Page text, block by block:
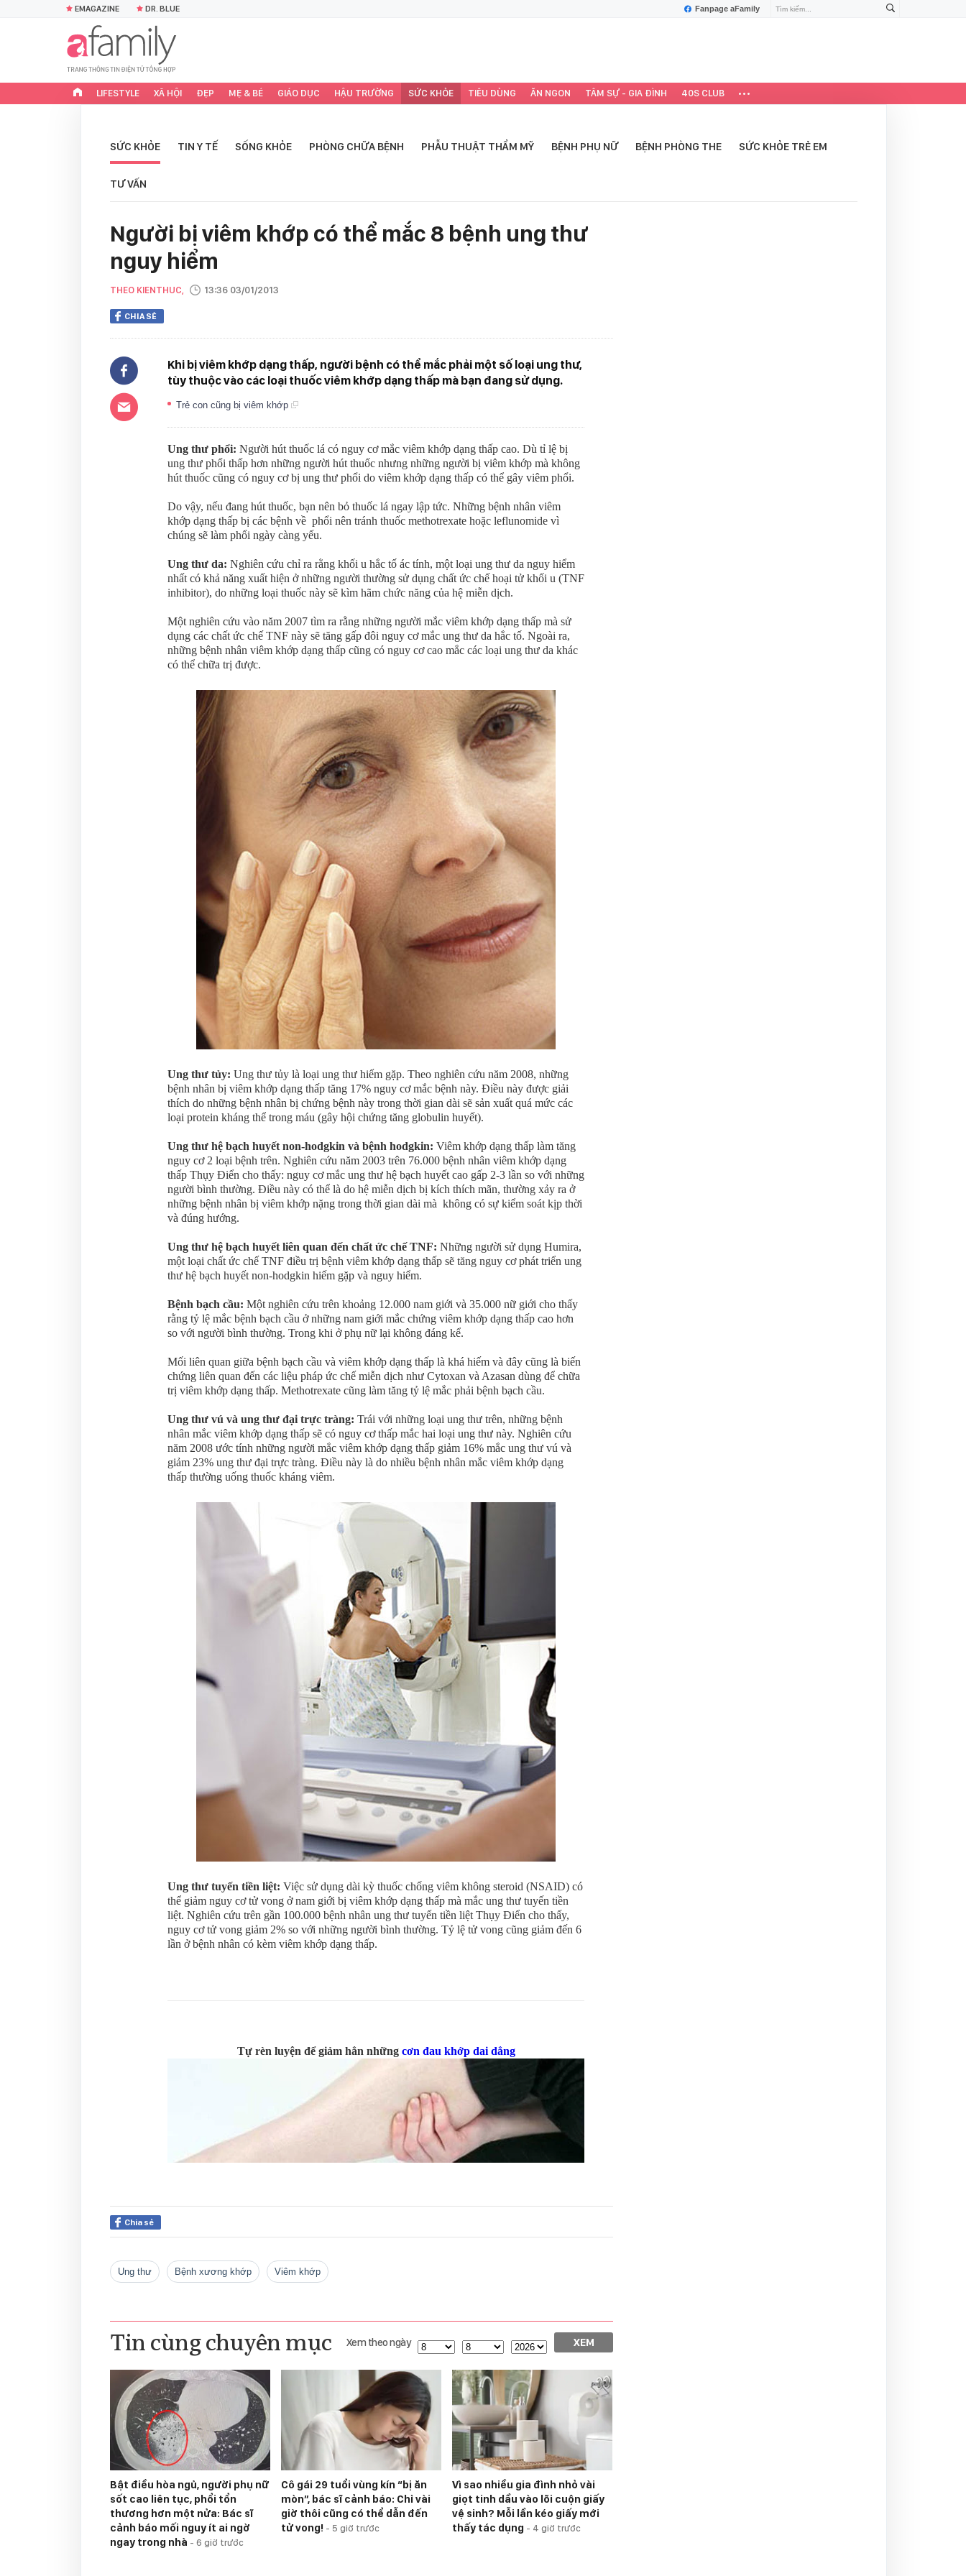
Fanpage aFamily
EMAGAZINE DR. BLUE
LIFESTYLE XÃ HỘI ĐẸP MẸ & BÉ GIÁO DỤC HẬU TRƯỜNG SỨC KHỎE TIÊU DÙNG ĂN NGON TÂM SỰ - GIA ĐÌNH 40S CLUB
SỨC KHỎE TIN Y TẾ SỐNG KHỎE PHÒNG CHỮA BỆNH PHẪU THUẬT THẨM MỸ BỆNH PHỤ NỮ BỆNH PHÒNG THE SỨC KHỎE TRẺ EM
TƯ VẤN
Người bị viêm khớp có thể mắc 8 bệnh ung thư
nguy hiểm
THEO KIENTHUC, 13:36 03/01/2013
CHIA SẺ
Khi bị viêm khớp dạng thấp, người bệnh có thể mắc phải một số loại ung thư,
tùy thuộc vào các loại thuốc viêm khớp dạng thấp mà bạn đang sử dụng.
Trẻ con cũng bị viêm khớp
Ung thư phổi: Người hút thuốc lá có nguy cơ mắc viêm khớp dạng thấp cao. Dù tỉ lệ bị
ung thư phổi thấp hơn những người hút thuốc nhưng những người bị viêm khớp mà không
hút thuốc cũng có nguy cơ bị ung thư phổi do viêm khớp dạng thấp có thể gây viêm phổi.
Do vậy, nếu đang hút thuốc, bạn nên bỏ thuốc lá ngay lập tức. Những bệnh nhân viêm
khớp dạng thấp bị các bệnh về phổi nên tránh thuốc methotrexate hoặc leflunomide vì
chúng sẽ làm phổi ngày càng yếu.
Ung thư da: Nghiên cứu chỉ ra rằng khối u hắc tố ác tính, một loại ung thư da nguy hiểm
nhất có khả năng xuất hiện ở những người thường sử dụng chất ức chế hoại tử khối u (TNF
inhibitor), do những loại thuốc này sẽ kìm hãm chức năng của hệ miễn dịch.
Một nghiên cứu vào năm 2007 tìm ra rằng những người mắc viêm khớp dạng thấp mà sử
dụng các chất ức chế TNF này sẽ tăng gấp đôi nguy cơ mắc ung thư da hắc tố. Ngoài ra,
những bệnh nhân viêm khớp dạng thấp cũng có nguy cơ cao mắc các loại ung thư da khác
có thể chữa trị được.
Ung thư tủy: Ung thư tủy là loại ung thư hiếm gặp. Theo nghiên cứu năm 2008, những
bệnh nhân bị viêm khớp dạng thấp tăng 17% nguy cơ mắc bệnh này. Điều này được giải
thích do những bệnh nhân bị chứng bệnh này trong thời gian dài sẽ sản xuất quá mức các
loại protein kháng thể trong máu (gây hội chứng tăng globulin huyết).
Ung thư hệ bạch huyết non-hodgkin và bệnh hodgkin: Viêm khớp dạng thấp làm tăng
nguy cơ 2 loại bệnh trên. Nghiên cứu năm 2003 trên 76.000 bệnh nhân viêm khớp dạng
thấp Thụy Điển cho thấy: nguy cơ mắc ung thư hệ bạch huyết cao gấp 2-3 lần so với những
người bình thường. Điều này có thể là do hệ miễn dịch bị kích thích mãn, thường xảy ra ở
những bệnh nhân bị viêm khớp nặng trong thời gian dài mà không có sự kiểm soát kịp thời
và đúng hướng.
Ung thư hệ bạch huyết liên quan đến chất ức chế TNF: Những người sử dụng Humira,
một loại chất ức chế TNF điều trị bệnh viêm khớp dạng thấp sẽ tăng nguy cơ phát triển ung
thư hệ bạch huyết non-hodgkin hiếm gặp và nguy hiểm.
Bệnh bạch cầu: Một nghiên cứu trên khoảng 12.000 nam giới và 35.000 nữ giới cho thấy
rằng tỷ lệ mắc bệnh bạch cầu ở những nam giới mắc chứng viêm khớp dạng thấp cao hơn
so với người bình thường. Trong khi ở phụ nữ lại không đáng kể.
Mối liên quan giữa bệnh bạch cầu và viêm khớp dạng thấp là khá hiếm và đây cũng là biến
chứng liên quan đến các liệu pháp ức chế miễn dịch như Cytoxan và Azasan dùng để chữa
trị viêm khớp dạng thấp. Methotrexate cũng làm tăng tỷ lệ mắc phải bệnh bạch cầu.
Ung thư vú và ung thư đại trực tràng: Trái với những loại ung thư trên, những bệnh
nhân mắc viêm khớp dạng thấp sẽ có nguy cơ thấp mắc hai loại ung thư này. Nghiên cứu
năm 2008 ước tính những người mắc viêm khớp dạng thấp giảm 16% mắc ung thư vú và
giảm 23% ung thư đại trực tràng. Điều này là do nhiều bệnh nhân mắc viêm khớp dạng
thấp thường uống thuốc kháng viêm.
Ung thư tuyến tiền liệt: Việc sử dụng dài kỳ thuốc chống viêm không steroid (NSAID) có
thể giảm nguy cơ tử vong ở nam giới bị viêm khớp dạng thấp mà mắc ung thư tuyến tiền
liệt. Nghiên cứu trên gần 100.000 bệnh nhân ung thư tuyến tiền liệt Thụy Điển cho thấy,
nguy cơ tử vong giảm 2% so với những người bình thường. Tỷ lệ tử vong cũng giảm đến 6
lần ở bệnh nhân có kèm viêm khớp dạng thấp.
Tự rèn luyện để giảm hẳn những cơn đau khớp dai dẳng
Chia sẻ
ung thư bệnh xương khớp viêm khớp
Tin cùng chuyên mục Xem theo ngày XEM
Bật điều hòa ngủ, người phụ nữ
sốt cao liên tục, phổi tổn
thương hơn một nửa: Bác sĩ
cảnh báo mối nguy ít ai ngờ
ngay trong nhà - 6 giờ trước
Cô gái 29 tuổi vùng kín “bị ăn
mòn”, bác sĩ cảnh báo: Chỉ vài
giờ thôi cũng có thể dẫn đến
tử vong! - 5 giờ trước
Vì sao nhiều gia đình nhỏ vài
giọt tinh dầu vào lõi cuộn giấy
vệ sinh? Mỗi lần kéo giấy mới
thấy tác dụng - 4 giờ trước